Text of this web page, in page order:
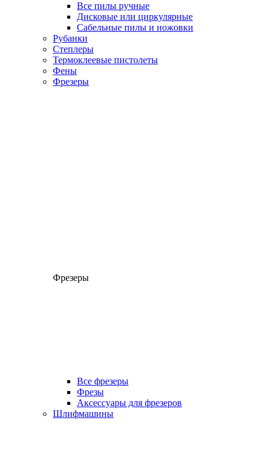
Все пилы ручные
Дисковые или циркулярные
Сабельные пилы и ножовки
Рубанки
Степлеры
Термоклеевые пистолеты
Фены
Фрезеры
Фрезеры
Все фрезеры
Фрезы
Аксессуары для фрезеров
Шлифмашины